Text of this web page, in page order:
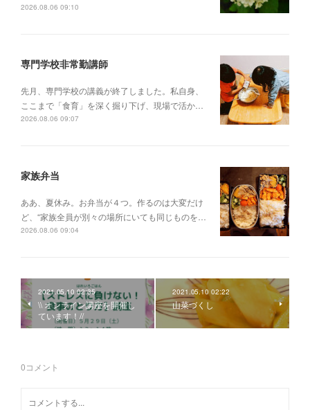
2026.08.06 09:10
専門学校非常勤講師
先月、専門学校の講義が終了しました。私自身、
ここまで「食育」を深く掘り下げ、現場で活か…
2026.08.06 09:07
家族弁当
ああ、夏休み。お弁当が４つ。作るのは大変だけ
ど、“家族全員が別々の場所にいても同じものを…
2026.08.06 09:04
2021.05.10 02:35
\\ オンライン講座を開催し
ています！//
2021.05.10 02:22
山菜づくし
0コメント